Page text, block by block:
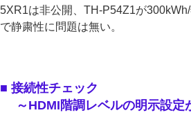
5XR1は非公開、TH-P54Z1が
で静粛性に問題は無い。
■ 接続性チェック
～HDMI階調レベルの明示設定